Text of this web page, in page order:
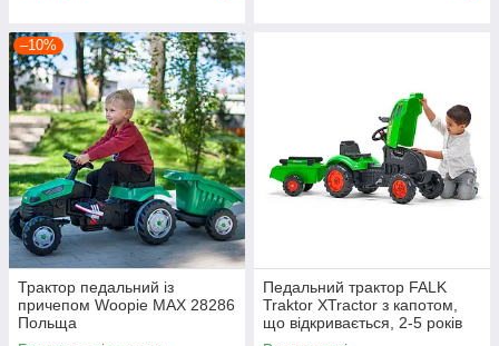
–10%
Трактор педальний із
причепом Woopie MAX 28286
Польща
Педальний трактор FALK
Traktor XTractor з капотом,
що відкривається, 2-5 років
FALK